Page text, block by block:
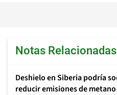
Notas Relacionadas
Deshielo en Siberia podría
reducir emisiones de